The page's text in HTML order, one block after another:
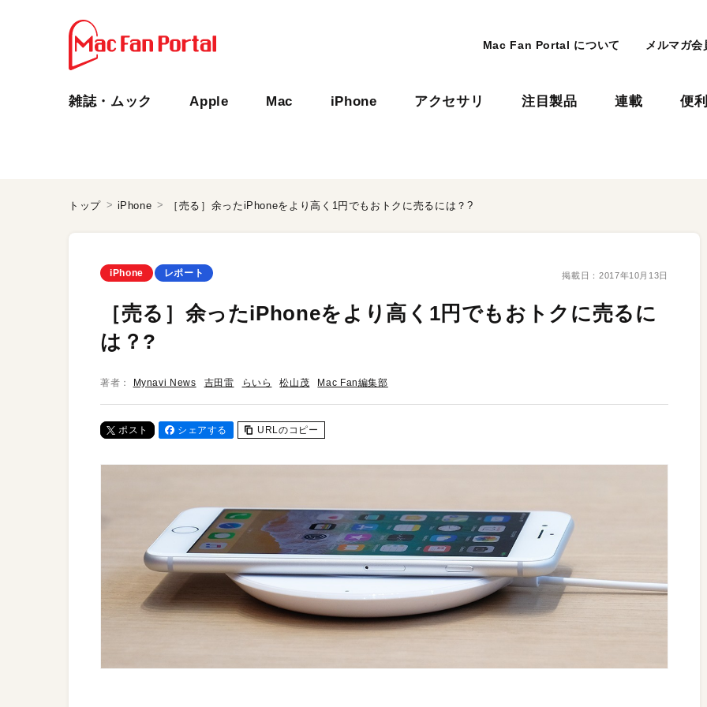
Mac Fan Portal について メルマガ会
雑誌・ムック Apple Mac iPhone アクセサリ 注目製品 連載 便
トップ iPhone ［売る］余ったiPhoneをより高く1円でもおトクに売るには？?
iPhone レポート 掲載日： 2017年10月13日
［売る］余ったiPhoneをより高く1円でもおトクに売るに
は？?
著者： Mynavi News 吉田雷 らいら 松山茂 Mac Fan編集部
ポスト シェアする URLのコピー